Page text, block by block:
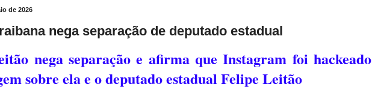
de 2026
nega separação de deputado estadual
nega separação e afirma que Instagram foi hackeado
sobre ela e o deputado estadual Felipe Leitão